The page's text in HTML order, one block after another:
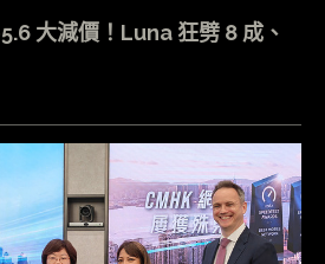
大減價！Luna 狂劈 8 成、